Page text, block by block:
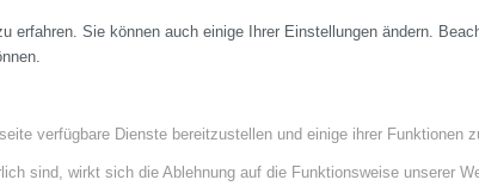
erfahren. Sie können auch einige Ihrer Einstellungen ändern.
verfügbare Dienste bereitzustellen und einige ihrer Funktionen
sind, wirkt sich die Ablehnung auf die Funktionsweise unserer